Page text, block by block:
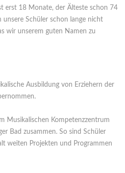
erst 18 Monate, der Älteste schon 74
unsere Schüler schon lange nicht
wir unserem guten Namen zu
Ausbildung von Erziehern der
Musikalischen Kompetenzzentrum
Bad zusammen. So sind Schüler
weiten Projekten und Programmen